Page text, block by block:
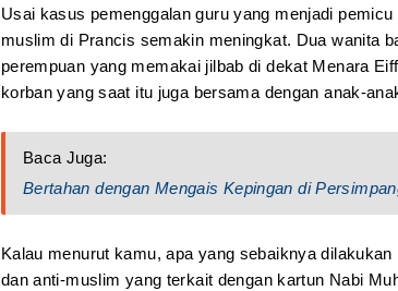
Usai kasus pemenggalan guru yang menjadi
muslim di Prancis semakin meningkat. Dua wanita
perempuan yang memakai jilbab di dekat Menara
korban yang saat itu juga bersama dengan anak-
Baca Juga:
Bertahan dengan Mengais Kepingan di
Kalau menurut kamu, apa yang sebaiknya
dan anti-muslim yang terkait dengan kartun Nabi